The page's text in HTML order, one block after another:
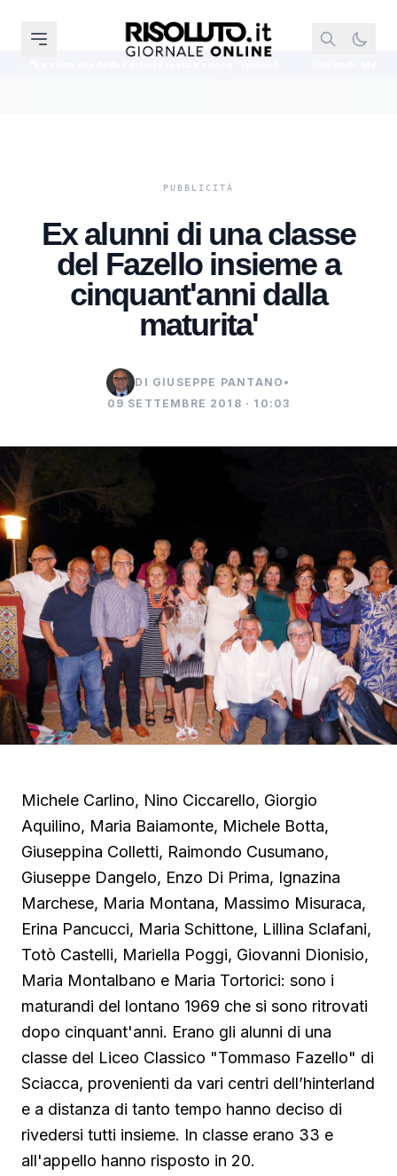
Ex alunni di una classe
del Fazello insieme a
cinquant'anni dalla
maturita'
DI GIUSEPPE PANTANO •
09 SETTEMBRE 2018 · 10:03
Michele Carlino, Nino Ciccarello, Giorgio
Aquilino, Maria Baiamonte, Michele Botta,
Giuseppina Colletti, Raimondo Cusumano,
Giuseppe Dangelo, Enzo Di Prima, Ignazina
Marchese, Maria Montana, Massimo Misuraca,
Erina Pancucci, Maria Schittone, Lillina Sclafani,
Totò Castelli, Mariella Poggi, Giovanni Dionisio,
Maria Montalbano e Maria Tortorici: sono i
maturandi del lontano 1969 che si sono ritrovati
dopo cinquant'anni. Erano gli alunni di una
classe del Liceo Classico "Tommaso Fazello" di
Sciacca, provenienti da vari centri dell’hinterland
e a distanza di tanto tempo hanno deciso di
rivedersi tutti insieme. In classe erano 33 e
all'appello hanno risposto in 20.